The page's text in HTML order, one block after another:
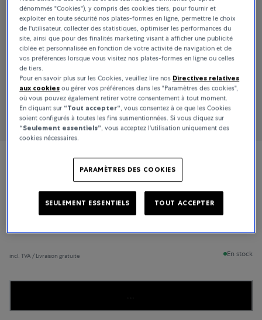
Girard-Perregaux
30 500 CHF
incl. TVA / Livraison gratuite En stock
...
dénommés "Cookies"), y compris des cookies tiers, pour fournir et
exploiter en toute sécurité nos plates-formes en ligne, permettre le choix
de l'utilisateur, collecter des statistiques, optimiser les performances du
site, ainsi que pour des finalités marketing visant à afficher une publicité
ciblée et personnalisée en fonction de votre activité de navigation et de
vos préférences lorsque vous visitez nos plates-formes en ligne ou celles
de tiers.
Pour en savoir plus sur les Cookies, veuillez lire nos Directives relatives
aux cookies ou gérer vos préférences dans les "Paramètres des cookies",
où vous pouvez également retirer votre consentement à tout moment.
En cliquant sur “Tout accepter“ , vous consentez à ce que les Cookies
soient configurés à toutes les fins susmentionnées. Si vous cliquez sur
“Seulement essentiels” , vous acceptez l'utilisation uniquement des
cookies nécessaires.
PARAMÈTRES DES COOKIES
SEULEMENT ESSENTIELS TOUT ACCEPTER